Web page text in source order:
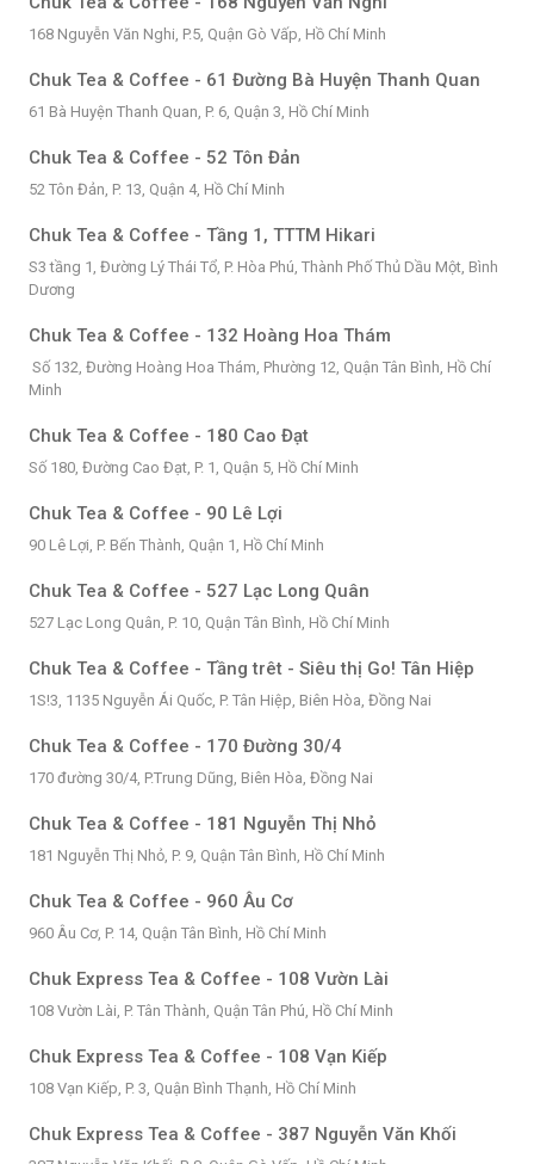
168 Nguyễn Văn Nghi, P.5, Quận Gò Vấp, Hồ Chí Minh
Chuk Tea & Coffee - 61 Đường Bà Huyện Thanh Quan
61 Bà Huyện Thanh Quan, P. 6, Quận 3, Hồ Chí Minh
Chuk Tea & Coffee - 52 Tôn Đản
52 Tôn Đản, P. 13, Quận 4, Hồ Chí Minh
Chuk Tea & Coffee - Tầng 1, TTTM Hikari
S3 tầng 1, Đường Lý Thái Tổ, P. Hòa Phú, Thành Phố Thủ Dầu Một, Bình
Dương
Chuk Tea & Coffee - 132 Hoàng Hoa Thám
Số 132, Đường Hoàng Hoa Thám, Phường 12, Quận Tân Bình, Hồ Chí
Minh
Chuk Tea & Coffee - 180 Cao Đạt
Số 180, Đường Cao Đạt, P. 1, Quận 5, Hồ Chí Minh
Chuk Tea & Coffee - 90 Lê Lợi
90 Lê Lợi, P. Bến Thành, Quận 1, Hồ Chí Minh
Chuk Tea & Coffee - 527 Lạc Long Quân
527 Lạc Long Quân, P. 10, Quận Tân Bình, Hồ Chí Minh
Chuk Tea & Coffee - Tầng trêt - Siêu thị Go! Tân Hiệp
1S!3, 1135 Nguyễn Ái Quốc, P. Tân Hiệp, Biên Hòa, Đồng Nai
Chuk Tea & Coffee - 170 Đường 30/4
170 đường 30/4, P.Trung Dũng, Biên Hòa, Đồng Nai
Chuk Tea & Coffee - 181 Nguyễn Thị Nhỏ
181 Nguyễn Thị Nhỏ, P. 9, Quận Tân Bình, Hồ Chí Minh
Chuk Tea & Coffee - 960 Âu Cơ
960 Âu Cơ, P. 14, Quận Tân Bình, Hồ Chí Minh
Chuk Express Tea & Coffee - 108 Vườn Lài
108 Vườn Lài, P. Tân Thành, Quận Tân Phú, Hồ Chí Minh
Chuk Express Tea & Coffee - 108 Vạn Kiếp
108 Vạn Kiếp, P. 3, Quận Bình Thạnh, Hồ Chí Minh
Chuk Express Tea & Coffee - 387 Nguyễn Văn Khối